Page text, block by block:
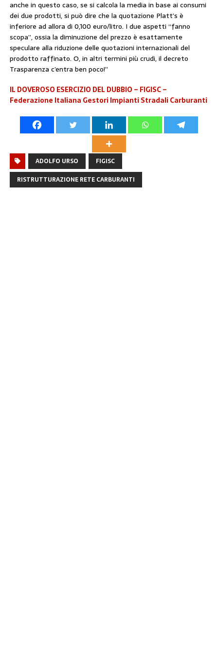
anche in questo caso, se si calcola la media in base ai consumi
dei due prodotti, si può dire che la quotazione Platt’s è
inferiore ad allora di 0,100 euro/litro. I due aspetti “fanno
scopa”, ossia la diminuzione del prezzo è esattamente
speculare alla riduzione delle quotazioni internazionali del
prodotto raffinato. O, in altri termini più crudi, il decreto
Trasparenza c’entra ben poco!”
IL DOVEROSO ESERCIZIO DEL DUBBIO – FIGISC –
Federazione Italiana Gestori Impianti Stradali Carburanti
ADOLFO URSO
FIGISC
RISTRUTTURAZIONE RETE CARBURANTI